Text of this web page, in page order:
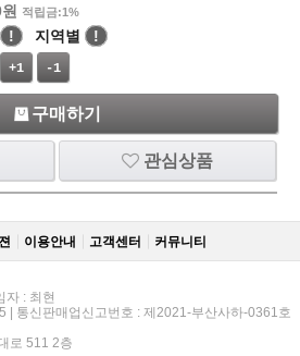
원 적립금:1%
! 지역별
!
+1 -1
구매하기
관심상품
이용안내 고객센터 커뮤니티
자 : 최현
| 통신판매업신고번호 : 제2021-부산사하-0361호
로 511 2층